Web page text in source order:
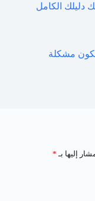
بناء قلعتك دليلك الكامل
مشكلة
إليها بـ *